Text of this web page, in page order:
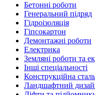
Бетонні роботи
Генеральний підряд
Гідроізоляція
Гіпсокартон
Демонтажні роботи
Електрика
Земляні роботи та
Інші спеціальності
Конструкційна сталь
Ландшафтний